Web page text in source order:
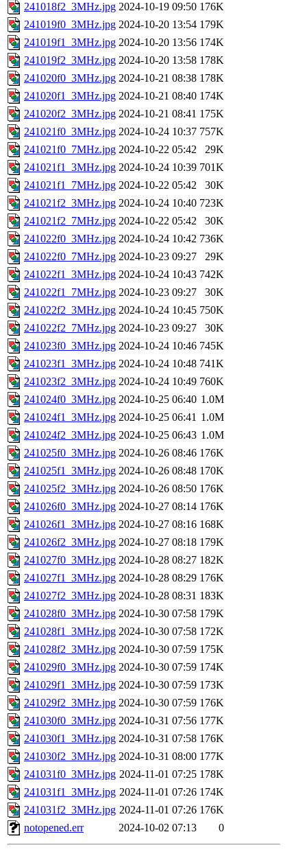
241018f2_3MHz.jpg 2024-10-19 09:50 176K
241019f0_3MHz.jpg 2024-10-20 13:54 179K
241019f1_3MHz.jpg 2024-10-20 13:56 174K
241019f2_3MHz.jpg 2024-10-20 13:58 178K
241020f0_3MHz.jpg 2024-10-21 08:38 178K
241020f1_3MHz.jpg 2024-10-21 08:40 174K
241020f2_3MHz.jpg 2024-10-21 08:41 175K
241021f0_3MHz.jpg 2024-10-24 10:37 757K
241021f0_7MHz.jpg 2024-10-22 05:42
29K
241021f1_3MHz.jpg 2024-10-24 10:39 701K
241021f1_7MHz.jpg 2024-10-22 05:42
30K
241021f2_3MHz.jpg 2024-10-24 10:40 723K
241021f2_7MHz.jpg 2024-10-22 05:42
30K
241022f0_3MHz.jpg 2024-10-24 10:42 736K
241022f0_7MHz.jpg 2024-10-23 09:27
29K
241022f1_3MHz.jpg 2024-10-24 10:43 742K
241022f1_7MHz.jpg 2024-10-23 09:27
30K
241022f2_3MHz.jpg 2024-10-24 10:45 750K
241022f2_7MHz.jpg 2024-10-23 09:27
30K
241023f0_3MHz.jpg 2024-10-24 10:46 745K
241023f1_3MHz.jpg 2024-10-24 10:48 741K
241023f2_3MHz.jpg 2024-10-24 10:49 760K
241024f0_3MHz.jpg 2024-10-25 06:40 1.0M
241024f1_3MHz.jpg 2024-10-25 06:41 1.0M
241024f2_3MHz.jpg 2024-10-25 06:43 1.0M
241025f0_3MHz.jpg 2024-10-26 08:46 176K
241025f1_3MHz.jpg 2024-10-26 08:48 170K
241025f2_3MHz.jpg 2024-10-26 08:50 176K
241026f0_3MHz.jpg 2024-10-27 08:14 176K
241026f1_3MHz.jpg 2024-10-27 08:16 168K
241026f2_3MHz.jpg 2024-10-27 08:18 179K
241027f0_3MHz.jpg 2024-10-28 08:27 182K
241027f1_3MHz.jpg 2024-10-28 08:29 176K
241027f2_3MHz.jpg 2024-10-28 08:31 183K
241028f0_3MHz.jpg 2024-10-30 07:58 179K
241028f1_3MHz.jpg 2024-10-30 07:58 172K
241028f2_3MHz.jpg 2024-10-30 07:59 175K
241029f0_3MHz.jpg 2024-10-30 07:59 174K
241029f1_3MHz.jpg 2024-10-30 07:59 173K
241029f2_3MHz.jpg 2024-10-30 07:59 176K
241030f0_3MHz.jpg 2024-10-31 07:56 177K
241030f1_3MHz.jpg 2024-10-31 07:58 176K
241030f2_3MHz.jpg 2024-10-31 08:00 177K
241031f0_3MHz.jpg 2024-11-01 07:25 178K
241031f1_3MHz.jpg 2024-11-01 07:26 174K
241031f2_3MHz.jpg 2024-11-01 07:26 176K
notopened.err
2024-10-02 07:13 0